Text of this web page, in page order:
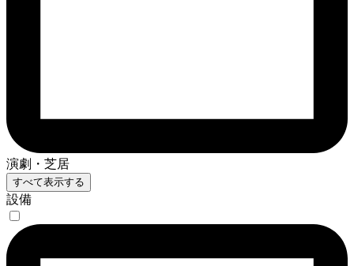
演劇・芝居
すべて表示する
設備